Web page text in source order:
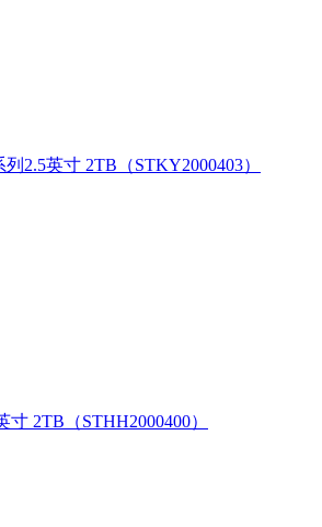
2.5英寸 2TB（STKY2000403）
2TB（STHH2000400）